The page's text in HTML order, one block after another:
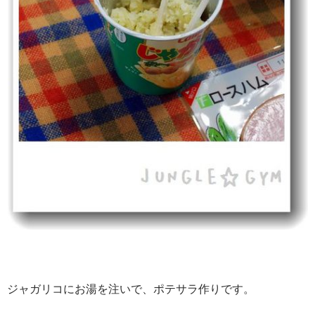
ジャガリコにお湯を注いで、ポテサラ作りです。